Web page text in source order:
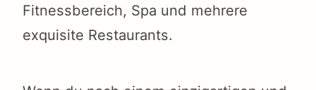
Fitnessbereich, Spa und mehrere
exquisite Restaurants.